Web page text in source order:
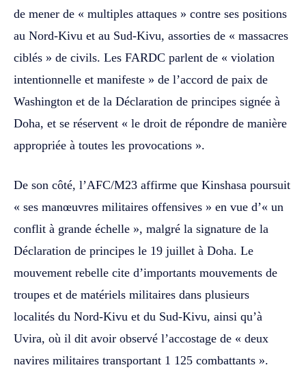
de mener de « multiples attaques » contre ses positions
au Nord-Kivu et au Sud-Kivu, assorties de « massacres
ciblés » de civils. Les FARDC parlent de « violation
intentionnelle et manifeste » de l’accord de paix de
Washington et de la Déclaration de principes signée à
Doha, et se réservent « le droit de répondre de manière
appropriée à toutes les provocations ».
De son côté, l’AFC/M23 affirme que Kinshasa poursuit
« ses manœuvres militaires offensives » en vue d’« un
conflit à grande échelle », malgré la signature de la
Déclaration de principes le 19 juillet à Doha. Le
mouvement rebelle cite d’importants mouvements de
troupes et de matériels militaires dans plusieurs
localités du Nord-Kivu et du Sud-Kivu, ainsi qu’à
Uvira, où il dit avoir observé l’accostage de « deux
navires militaires transportant 1 125 combattants ».